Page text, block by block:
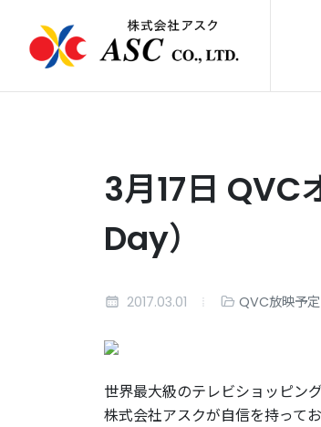
3月17日
Day）
2017.03.01 QVC放映予定
世界最大級のテレビショッピン
株式会社アスクが自信を持って